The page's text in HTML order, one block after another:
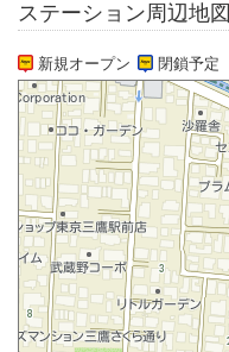
ステーション周辺地図
新規オープン 閉鎖予定